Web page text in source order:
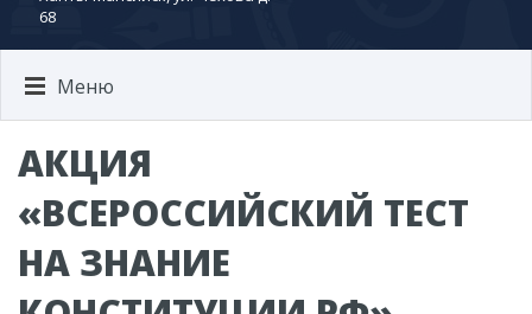
68
Меню
АКЦИЯ
«ВСЕРОССИЙСКИЙ ТЕСТ
НА ЗНАНИЕ